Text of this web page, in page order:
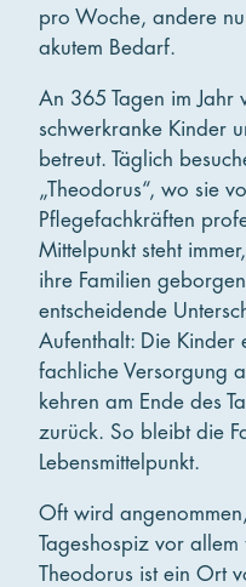
pro Woche, andere
akutem Bedarf.
An 365 Tagen im Jahr
schwerkranke Kinder
betreut. Täglich
„Theodorus“, wo sie
Pflegefachkräften
Mittelpunkt steht
ihre Familien
entscheidende
Aufenthalt: Die Kinder
fachliche Versorgung
kehren am Ende des
zurück. So bleibt die
Lebensmittelpunkt.
Oft wird
Tageshospiz vor
Theodorus ist ein Ort